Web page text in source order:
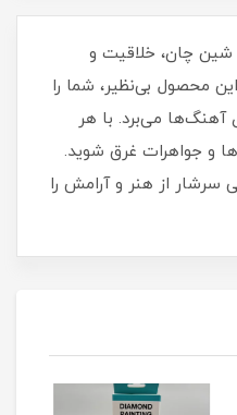
با نقاشی الماسی بومی 20*20 شین چان، خلاقیت و
محصول بی‌نظیر، شما را
آهنگ‌ها می‌برد. با هر
و جواهرات غرق شوید.
سرشار از هنر و آرامش را